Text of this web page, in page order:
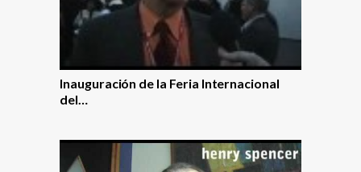
Inauguración de la Feria Internacional
del…